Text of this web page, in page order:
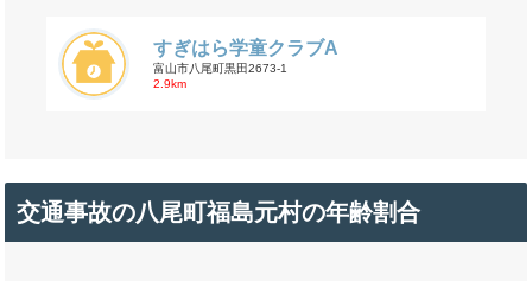
すぎはら学童クラブA
富山市八尾町黒田2673-1
2.9km
交通事故の八尾町福島元村の年齢割合